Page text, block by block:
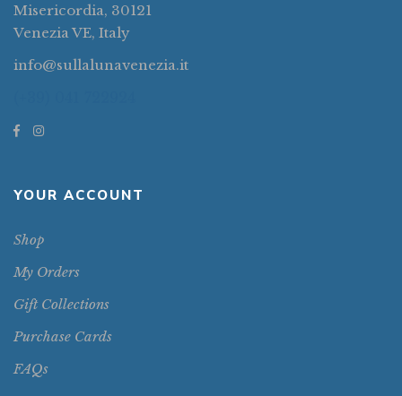
Misericordia, 30121
Venezia VE, Italy
info@sullalunavenezia.it
YOUR ACCOUNT
Shop
My Orders
Gift Collections
Purchase Cards
FAQs